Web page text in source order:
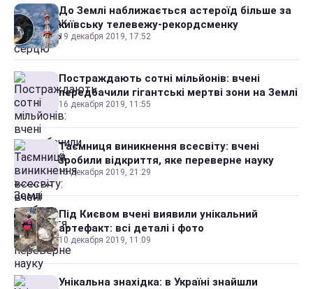
До Землі наближається астероїд більше за
київську телевежу-рекордсменку
19 декабря 2019, 17:52
Постраждають сотні мільйонів: вчені
передбачили гігантські мертві зони на Землі
16 декабря 2019, 11:55
Таємниця виникнення всесвіту: вчені
зробили відкриття, яке переверне науку
15 декабря 2019, 21:29
Під Києвом вчені виявили унікальний
артефакт: всі деталі і фото
10 декабря 2019, 11:09
Унікальна знахідка: в Україні знайшли